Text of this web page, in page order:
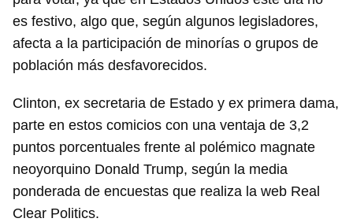
es festivo, algo que, según algunos legisladores,
afecta a la participación de minorías o grupos de
población más desfavorecidos.
Clinton, ex secretaria de Estado y ex primera dama,
parte en estos comicios con una ventaja de 3,2
puntos porcentuales frente al polémico magnate
neoyorquino Donald Trump, según la media
ponderada de encuestas que realiza la web Real
Clear Politics.